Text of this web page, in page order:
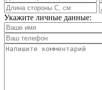
Укажите личные данные: